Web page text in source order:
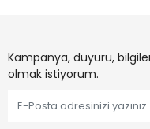
Kampanya, duyuru,
olmak istiyorum.